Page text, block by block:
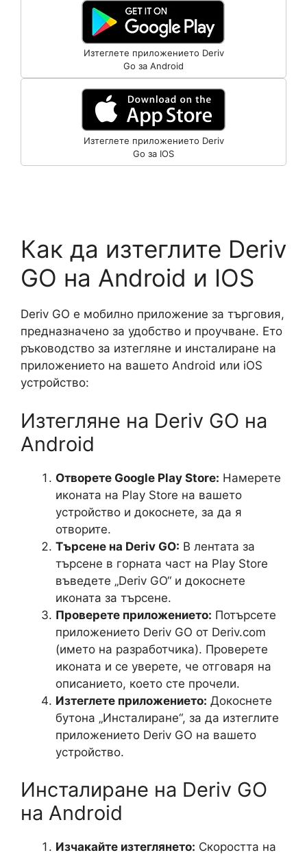
Изтеглете приложението Deriv
Go за Android
Изтеглете приложението Deriv
Go за IOS
Как да изтеглите Deriv
GO на Android и IOS
Deriv GO е мобилно приложение за търговия,
предназначено за удобство и проучване. Ето
ръководство за изтегляне и инсталиране на
приложението на вашето Android или iOS
устройство:
Изтегляне на Deriv GO на
Android
Отворете Google Play Store: Намерете
иконата на Play Store на вашето
устройство и докоснете, за да я
отворите.
Търсене на Deriv GO: В лентата за
търсене в горната част на Play Store
въведете „Deriv GO“ и докоснете
иконата за търсене.
Проверете приложението: Потърсете
приложението Deriv GO от Deriv.com
(името на разработчика). Проверете
иконата и се уверете, че отговаря на
описанието, което сте прочели.
Изтеглете приложението: Докоснете
бутона „Инсталиране“, за да изтеглите
приложението Deriv GO на вашето
устройство.
Инсталиране на Deriv GO
на Android
Изчакайте изтеглянето: Скоростта на